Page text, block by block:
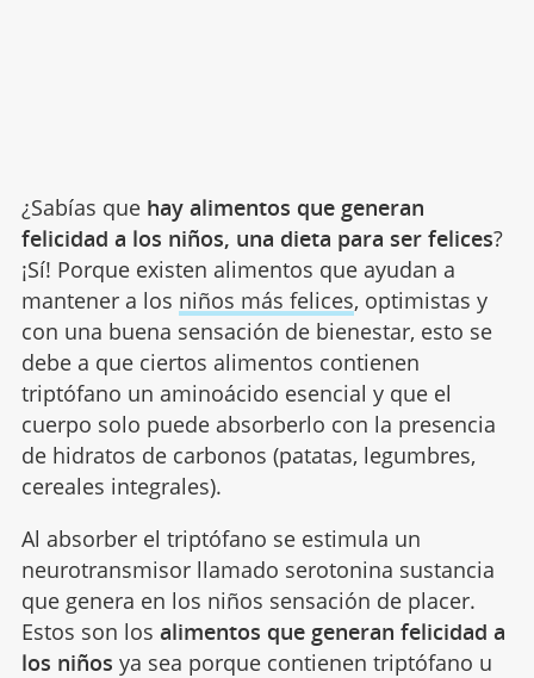
¿Sabías que hay alimentos que generan
felicidad a los niños, una dieta para ser felices?
¡Sí! Porque existen alimentos que ayudan a
mantener a los niños más felices, optimistas y
con una buena sensación de bienestar, esto se
debe a que ciertos alimentos contienen
triptófano un aminoácido esencial y que el
cuerpo solo puede absorberlo con la presencia
de hidratos de carbonos (patatas, legumbres,
cereales integrales).
Al absorber el triptófano se estimula un
neurotransmisor llamado serotonina sustancia
que genera en los niños sensación de placer.
Estos son los alimentos que generan felicidad a
los niños ya sea porque contienen triptófano u